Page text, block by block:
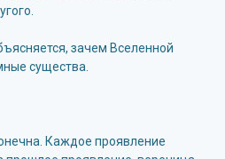
зачем Вселенной
существа.
Каждое проявление